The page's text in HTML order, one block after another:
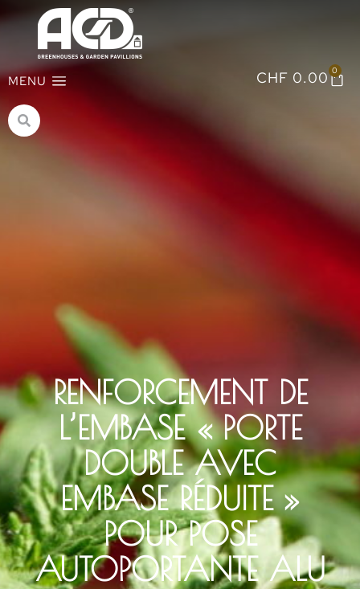
MENU CHF 0.00 0
RENFORCEMENT DE
L’EMBASE « PORTE
DOUBLE AVEC
EMBASE RÉDUITE »
POUR POSE
AUTOPORTANTE ALU